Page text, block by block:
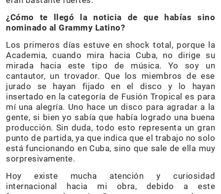
¿Cómo te llegó la noticia de que habías sino
nominado al Grammy Latino?
Los primeros días estuve en shock total, porque la
Academia, cuando mira hacia Cuba, no dirige su
mirada hacia este tipo de música. Yo soy un
cantautor, un trovador. Que los miembros de ese
jurado se hayan fijado en el disco y lo hayan
insertado en la categoría de Fusión Tropical es para
mí una alegría. Uno hace un disco para agradar a la
gente, si bien yo sabía que había logrado una buena
producción. Sin duda, todo esto representa un gran
punto de partida, ya que indica que el trabajo no solo
está funcionando en Cuba, sino que sale de ella muy
sorpresivamente.
Hoy existe mucha atención y curiosidad
internacional hacia mi obra, debido a este